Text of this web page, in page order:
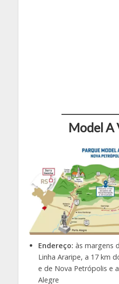
Model A
Endereço: às margens
Linha Araripe, a 17 km
e de Nova Petrópolis e
Alegre